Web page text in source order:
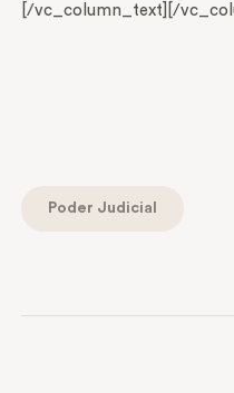
[/vc_column_text][/
Poder Judicial